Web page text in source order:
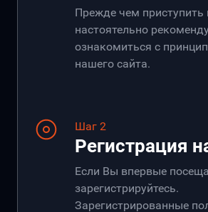
Прежде чем приступить
настоятельно
ознакомиться с
нашего сайта.
Шаг 2
Регистрация
Если Вы впервые
зарегистрируйтесь.
Зарегистрированные